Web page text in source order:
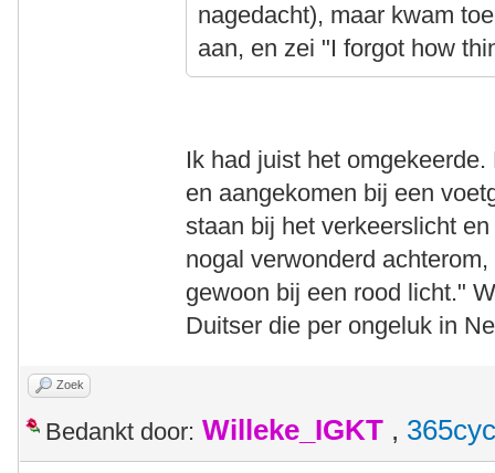
nagedacht), maar kwam
aan, en zei "I forgot how
Ik had juist het
en aangekomen bij een
staan bij het verkeerslicht
nogal verwonderd
gewoon bij een rood licht."
Duitser die per ongeluk in
Zoek
Bedankt door: Willeke_IGKT ,